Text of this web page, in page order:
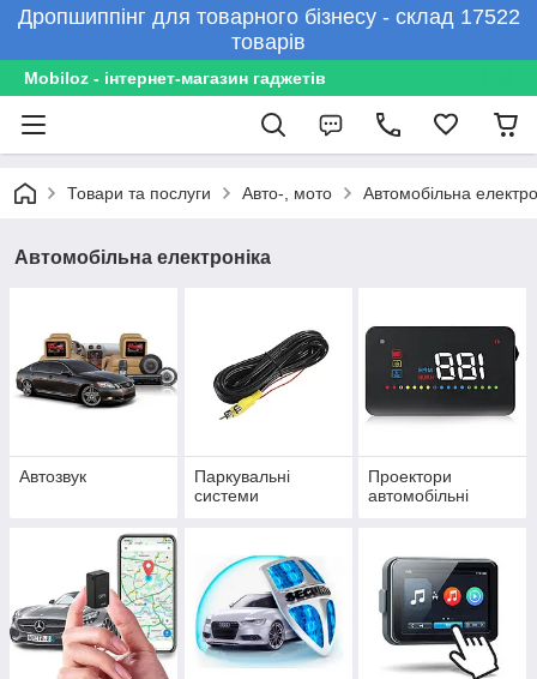
Дропшиппінг для товарного бізнесу - склад 17522
товарів
Mobiloz - інтернет-магазин гаджетів
Товари та послуги Авто-, мото Автомобільна
Автомобільна електроніка
Автозвук
Паркувальні
системи
Проектори
автомобільні